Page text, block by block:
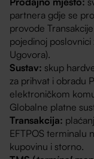
partnera gdje se
provode
pojedinoj
Ugovora).
Sustav:skup
za prihvat i obradu
elektroničkom
Globalne platne
Transakcija:
EFTPOS terminalu
kupovinu i storno.